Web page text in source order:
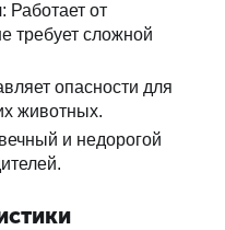
: Работает от
требует сложной
опасности для
животных.
и недорогой